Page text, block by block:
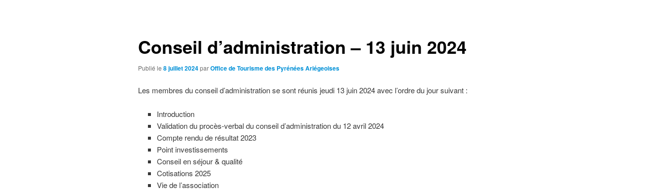
Conseil d’administration – 13 juin 2024
Publié le8 juillet 2024parOffice de Tourisme des Pyrénées Ariégeoises
Les membres du conseil d’administration se sont réunis jeudi 13 juin 2024 avec l’ordre du jour suivant :
Introduction
Validation du procès-verbal du conseil d’administration du 12 avril 2024
Compte rendu de résultat 2023
Point investissements
Conseil en séjour & qualité
Cotisations 2025
Vie de l’association